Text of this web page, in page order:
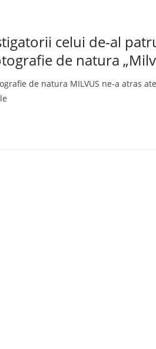
celui de-al
de natura
de natura MILVUS ne-a atras